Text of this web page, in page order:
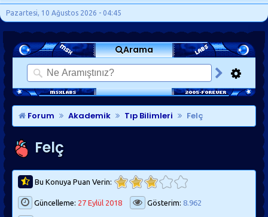
ANA SAYFA
FORUMLAR
SORU-CEVAP
GÜNLÜKLER
SON MESAJLAR
KISAYOLLAR
Pazartesi, 10 Ağustos 2026 - 04:45
Arama
Forum Akademik Tıp Bilimleri Felç
Felç
Bu Konuya Puan Verin:
Güncelleme: 27 Eylül 2018 Gösterim: 8.962